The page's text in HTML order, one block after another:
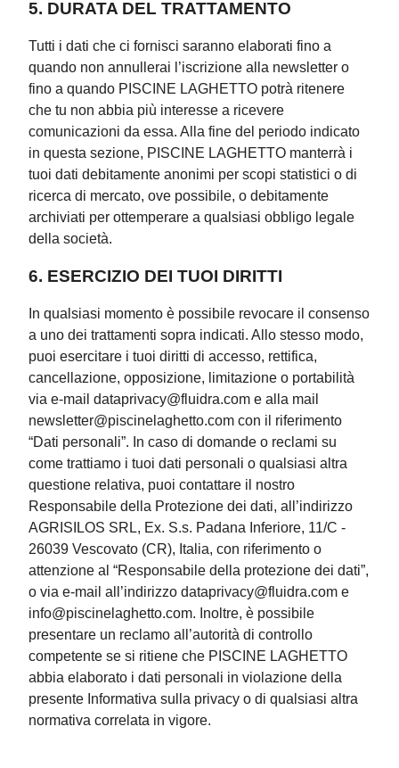
5. DURATA DEL TRATTAMENTO
Tutti i dati che ci fornisci saranno elaborati fino a
quando non annullerai l’iscrizione alla newsletter o
fino a quando PISCINE LAGHETTO potrà ritenere
che tu non abbia più interesse a ricevere
comunicazioni da essa. Alla fine del periodo indicato
in questa sezione, PISCINE LAGHETTO manterrà i
tuoi dati debitamente anonimi per scopi statistici o di
ricerca di mercato, ove possibile, o debitamente
archiviati per ottemperare a qualsiasi obbligo legale
della società.
6. ESERCIZIO DEI TUOI DIRITTI
In qualsiasi momento è possibile revocare il consenso
a uno dei trattamenti sopra indicati. Allo stesso modo,
puoi esercitare i tuoi diritti di accesso, rettifica,
cancellazione, opposizione, limitazione o portabilità
via e-mail dataprivacy@fluidra.com e alla mail
newsletter@piscinelaghetto.com con il riferimento
“Dati personali”. In caso di domande o reclami su
come trattiamo i tuoi dati personali o qualsiasi altra
questione relativa, puoi contattare il nostro
Responsabile della Protezione dei dati, all’indirizzo
AGRISILOS SRL, Ex. S.s. Padana Inferiore, 11/C -
26039 Vescovato (CR), Italia, con riferimento o
attenzione al “Responsabile della protezione dei dati”,
o via e-mail all’indirizzo dataprivacy@fluidra.com e
info@piscinelaghetto.com. Inoltre, è possibile
presentare un reclamo all’autorità di controllo
competente se si ritiene che PISCINE LAGHETTO
abbia elaborato i dati personali in violazione della
presente Informativa sulla privacy o di qualsiasi altra
normativa correlata in vigore.